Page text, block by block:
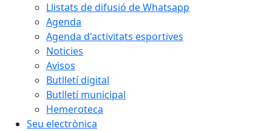
Llistats de difusió de Whatsapp
Agenda
Agenda d'activitats esportives
Noticies
Avisos
Butlletí digital
Butlletí municipal
Hemeroteca
Seu electrònica